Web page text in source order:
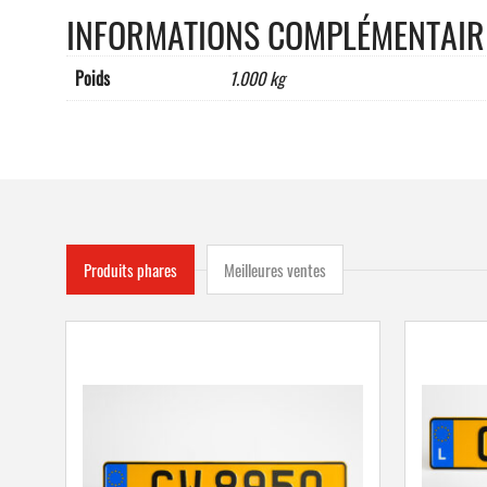
INFORMATIONS
Poids 1.000 kg
Produits phares Meilleures ventes